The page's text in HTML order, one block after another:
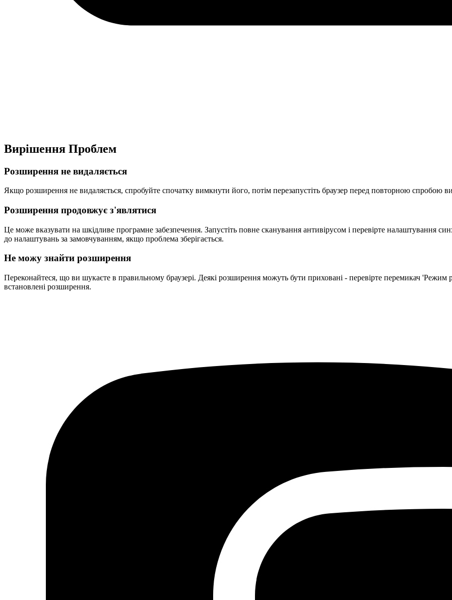
Вирішення Проблем
Розширення не видаляється
Якщо розширення не видаляється, спробуйте спочатку вимкнути його, потім перезапустіть браузер перед повторною спробою
Розширення продовжує з'являтися
Це може вказувати на шкідливе програмне забезпечення. Запустіть повне сканування антивірусом і перевірте налаштування
до налаштувань за замовчуванням, якщо проблема зберігається.
Не можу знайти розширення
Переконайтеся, що ви шукаєте в правильному браузері. Деякі розширення можуть бути приховані - перевірте перемикач 'Режим
встановлені розширення.